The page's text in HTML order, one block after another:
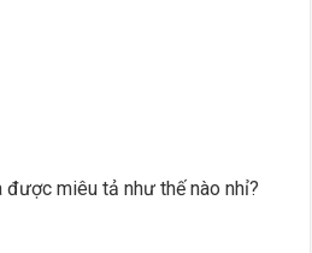
được miêu tả như thế nào nhỉ?